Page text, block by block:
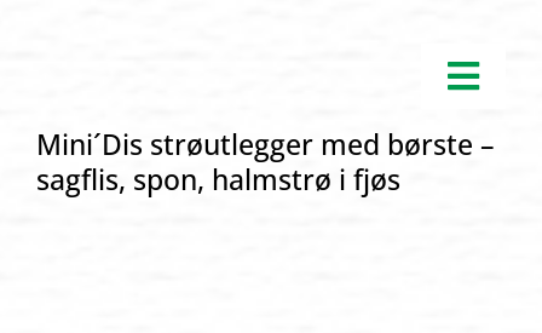
EMILY Produkter
Strøing
Rundballer
Mini´Dis strøutlegger med børste –
sagflis, spon, halmstrø i fjøs